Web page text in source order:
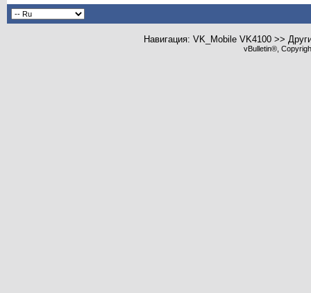
Навигация: VK_Mobile VK4100 >>
vBulletin®,